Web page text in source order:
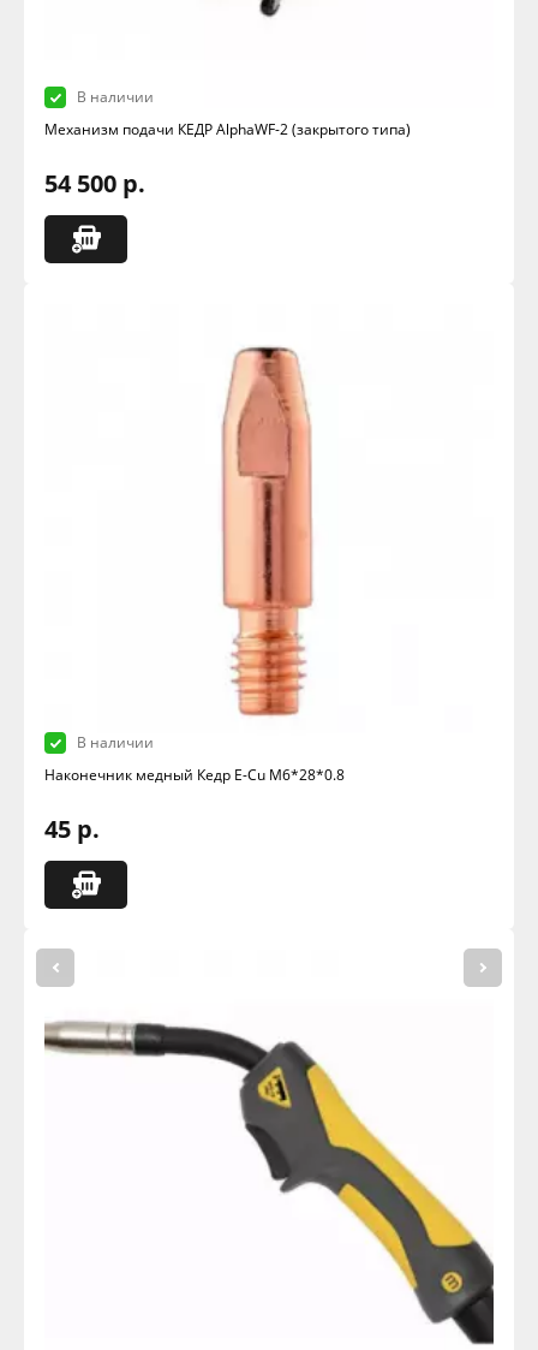
В наличии
Механизм подачи КЕДР AlphaWF-2 (закрытого типа)
54 500 р.
В наличии
Наконечник медный Кедр E-Cu M6*28*0.8
45 р.